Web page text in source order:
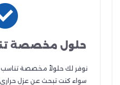
حلول مخصصة
نوفر لك حلولاً مخصصة تناسب
سواء كنت تبحث عن عزل حراري